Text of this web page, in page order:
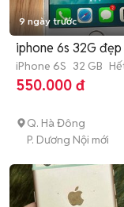
9 ngày trước
iphone 6s 32G đẹp
iPhone 6S 32 GB
hành
550.000 đ
Q. Hà Đông
P. Dương Nội mới